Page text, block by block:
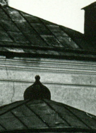
мученики